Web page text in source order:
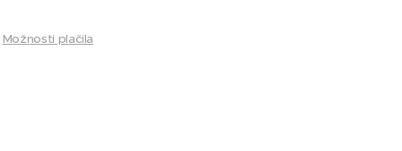
Možnosti plačila